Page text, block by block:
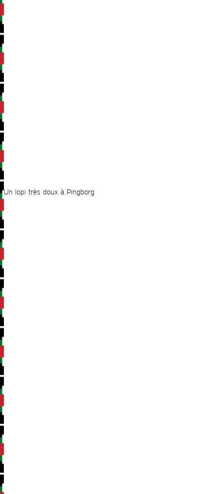
Un lopi très doux à Þingborg